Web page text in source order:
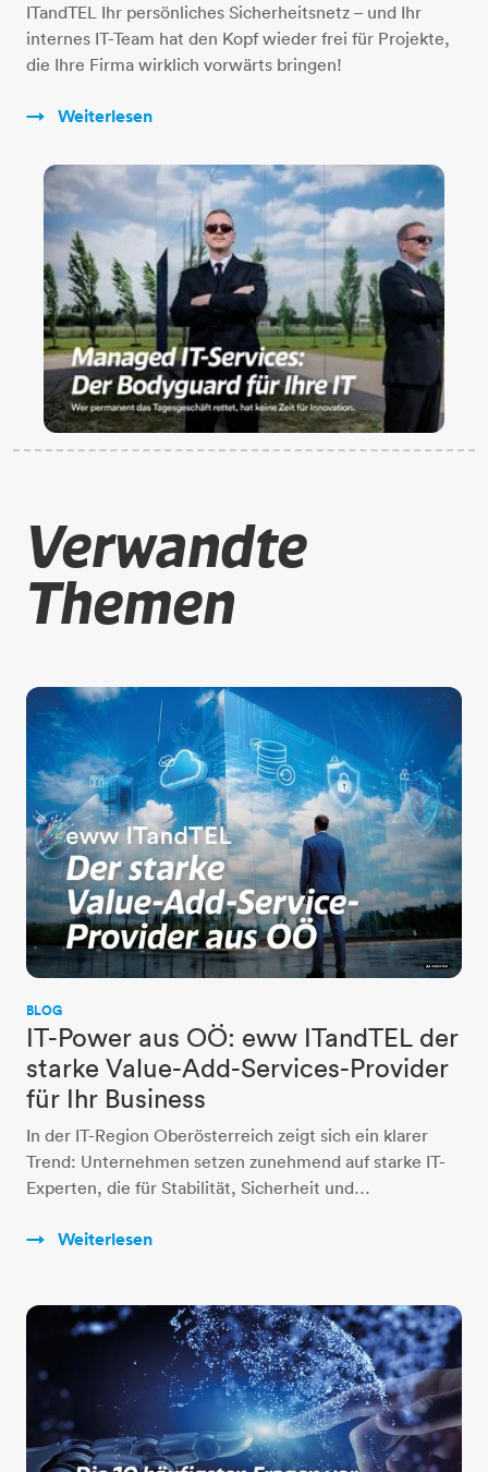
ITandTEL Ihr persönliches Sicherheitsnetz – und Ihr
internes IT-Team hat den Kopf wieder frei für Projekte,
die Ihre Firma wirklich vorwärts bringen!
Weiterlesen
Verwandte
Themen
BLOG
IT-Power aus OÖ: eww ITandTEL der
starke Value-Add-Services-Provider
für Ihr Business
In der IT-Region Oberösterreich zeigt sich ein klarer
Trend: Unternehmen setzen zunehmend auf starke IT-
Experten, die für Stabilität, Sicherheit und…
Weiterlesen